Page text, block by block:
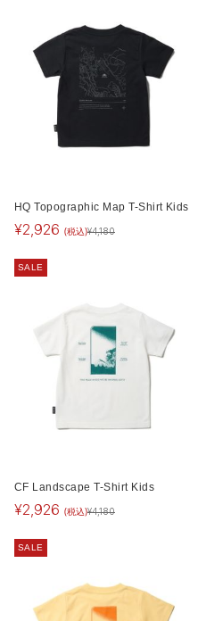
HQ Topographic Map T-Shirt Kids
¥2,926 (税込)¥4,180
SALE
CF Landscape T-Shirt Kids
¥2,926 (税込)¥4,180
SALE